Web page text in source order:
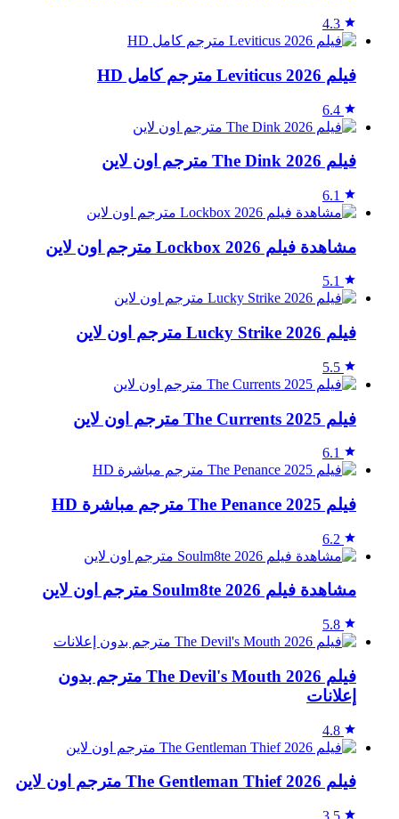
4.3
فيلم Leviticus 2026 مترجم كامل HD
6.4
فيلم The Dink 2026 مترجم اون لاين
6.1
مشاهدة فيلم Lockbox 2026 مترجم اون لاين
5.1
فيلم Lucky Strike 2026 مترجم اون لاين
5.5
فيلم The Currents 2025 مترجم اون لاين
6.1
فيلم The Penance 2025 مترجم مباشرة HD
6.2
مشاهدة فيلم Soulm8te 2026 مترجم اون لاين
5.8
فيلم The Devil's Mouth 2026 مترجم بدون
إعلانات
4.8
فيلم The Gentleman Thief 2026 مترجم اون لاين
3.5